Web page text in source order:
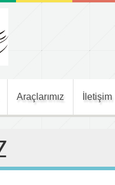
Araçlarımız İletişim